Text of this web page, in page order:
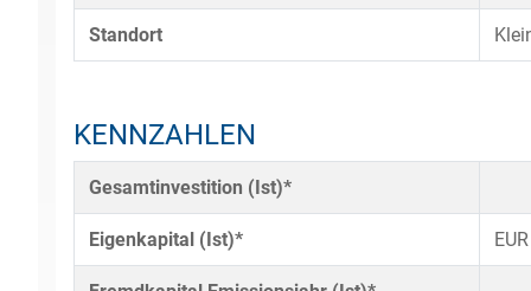
Standort
KENNZAHLEN
Gesamtinvestition (Ist)*
Eigenkapital (Ist)*